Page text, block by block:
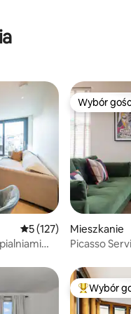
Średnia ocena: 5 na 5,
5 (127)
Wybór
Wybór
Mieszkanie
Picasso
Wybór